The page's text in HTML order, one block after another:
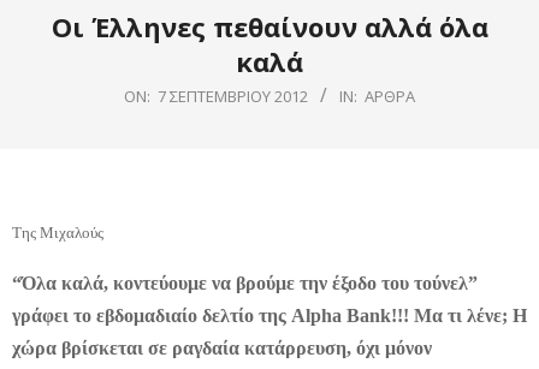
Οι Έλληνες πεθαίνουν αλλά όλα
καλά
ON: 7 ΣΕΠΤΕΜΒΡΊΟΥ 2012 IN: ΆΡΘΡΑ
Της Μιχαλούς
“Όλα καλά, κοντεύουμε να βρούμε την έξοδο του τούνελ”
γράφει το εβδομαδιαίο δελτίο της Alpha Bank!!! Μα τι λένε; Η
χώρα βρίσκεται σε ραγδαία κατάρρευση, όχι μόνον